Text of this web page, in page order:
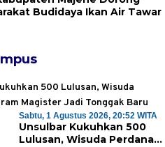
Budidaya Ikan Air Tawar
Sabtu, 1 Agustus 2026, 20:52 WITA
Unsulbar Kukuhkan 500
Lulusan, Wisuda Perdana